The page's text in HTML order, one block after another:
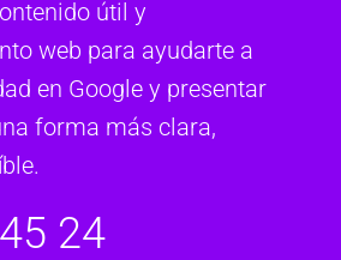
útil y
web para ayudarte a
en Google y presentar
forma más clara,
24